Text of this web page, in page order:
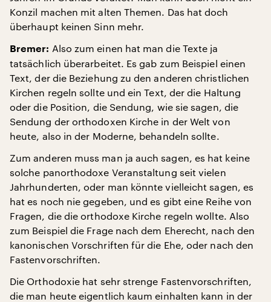
Konzil machen mit alten Themen. Das hat doch
überhaupt keinen Sinn mehr.
Bremer: Also zum einen hat man die Texte ja
tatsächlich überarbeitet. Es gab zum Beispiel einen
Text, der die Beziehung zu den anderen christlichen
Kirchen regeln sollte und ein Text, der die Haltung
oder die Position, die Sendung, wie sie sagen, die
Sendung der orthodoxen Kirche in der Welt von
heute, also in der Moderne, behandeln sollte.
Zum anderen muss man ja auch sagen, es hat keine
solche panorthodoxe Veranstaltung seit vielen
Jahrhunderten, oder man könnte vielleicht sagen, es
hat es noch nie gegeben, und es gibt eine Reihe von
Fragen, die die orthodoxe Kirche regeln wollte. Also
zum Beispiel die Frage nach dem Eherecht, nach den
kanonischen Vorschriften für die Ehe, oder nach den
Fastenvorschriften.
Die Orthodoxie hat sehr strenge Fastenvorschriften,
die man heute eigentlich kaum einhalten kann in der